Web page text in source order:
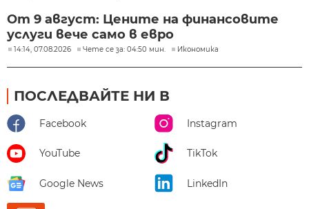
От 9 август: Цените на финансовите
услуги вече само в евро
14:14, 07.08.2026 Чете се за: 04:50 мин. Икономика
ПОСЛЕДВАЙТЕ НИ В
Facebook Instagram
YouTube TikTok
Google News LinkedIn